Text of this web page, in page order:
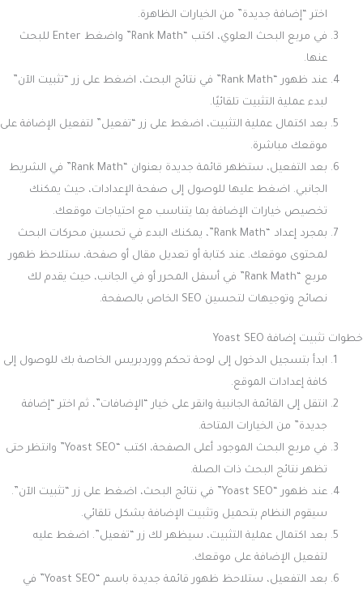
اختر “إضافة جديدة” من الخيارات الظاهرة.
في مربع البحث العلوي، اكتب “Rank Math” واضغط Enter للبحث
عنها.
عند ظهور “Rank Math” في نتائج البحث، اضغط على زر “تثبيت الآن”
لبدء عملية التثبيت تلقائيًا.
بعد اكتمال عملية التثبيت، اضغط على زر “تفعيل” لتفعيل الإضافة على
موقعك مباشرة.
بعد التفعيل، ستظهر قائمة جديدة بعنوان “Rank Math” في الشريط
الجانبي. اضغط عليها للوصول إلى صفحة الإعدادات، حيث يمكنك
تخصيص خيارات الإضافة بما يتناسب مع احتياجات موقعك.
بمجرد إعداد “Rank Math”، يمكنك البدء في تحسين محركات البحث
لمحتوى موقعك. عند كتابة أو تعديل مقال أو صفحة، ستلاحظ ظهور
مربع “Rank Math” في أسفل المحرر أو في الجانب، حيث يقدم لك
نصائح وتوجيهات لتحسين SEO الخاص بالصفحة.
خطوات تثبيت إضافة Yoast SEO
ابدأ بتسجيل الدخول إلى لوحة تحكم ووردبريس الخاصة بك للوصول إلى
كافة إعدادات الموقع.
انتقل إلى القائمة الجانبية وانقر على خيار “الإضافات”، ثم اختر “إضافة
جديدة” من الخيارات المتاحة.
في مربع البحث الموجود أعلى الصفحة، اكتب “Yoast SEO” وانتظر حتى
تظهر نتائج البحث ذات الصلة.
عند ظهور “Yoast SEO” في نتائج البحث، اضغط على زر “تثبيت الآن”.
سيقوم النظام بتحميل وتثبيت الإضافة بشكل تلقائي.
بعد اكتمال عملية التثبيت، سيظهر لك زر “تفعيل”. اضغط عليه
لتفعيل الإضافة على موقعك.
بعد التفعيل، ستلاحظ ظهور قائمة جديدة باسم “Yoast SEO” في